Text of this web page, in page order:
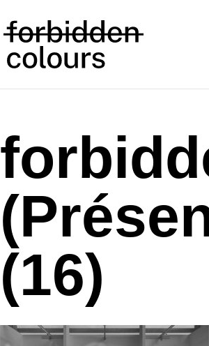
(16)